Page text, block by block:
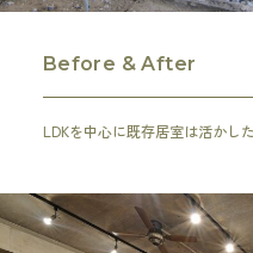
Before & After
LDKを中心に既存居室は活かし